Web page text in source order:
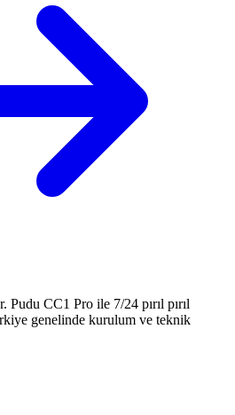
CC1 Pro ile 7/24 pırıl pırıl
genelinde kurulum ve teknik